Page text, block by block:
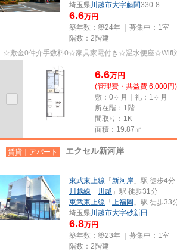
埼玉県川越市大字藤間330-8
6.6万円
築年数：築24年 ｜募集中： 1室
階数：2階建
☆敷金0仲介手数料0☆家具家電付き☆温水便座☆Wifi
6.6万円
(管理費・共益費 6,000円)
敷：0ヶ月｜礼：1ヶ月
所在階：1階
間取り：1K
面積：19.87㎡
賃貸｜アパート エクセル新河岸
東武東上線 「 新河岸 」駅 徒歩4分
川越線 「 川越 」駅 徒歩31分
東武東上線 「 上福岡 」駅 徒歩33
埼玉県川越市大字砂新田
6.8万円
築年数：築23年 ｜募集中： 1室
階数：2階建